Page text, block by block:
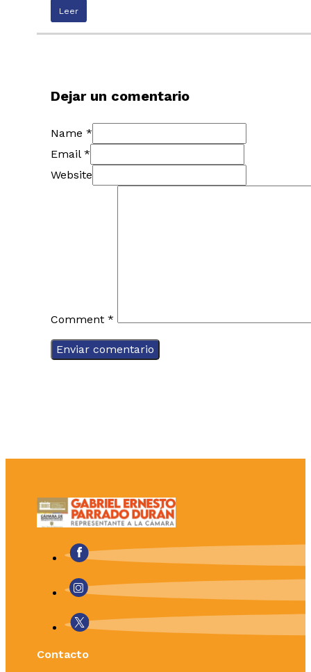
Leer
Dejar un comentario
Name *
Email *
Website
Comment *
Contacto